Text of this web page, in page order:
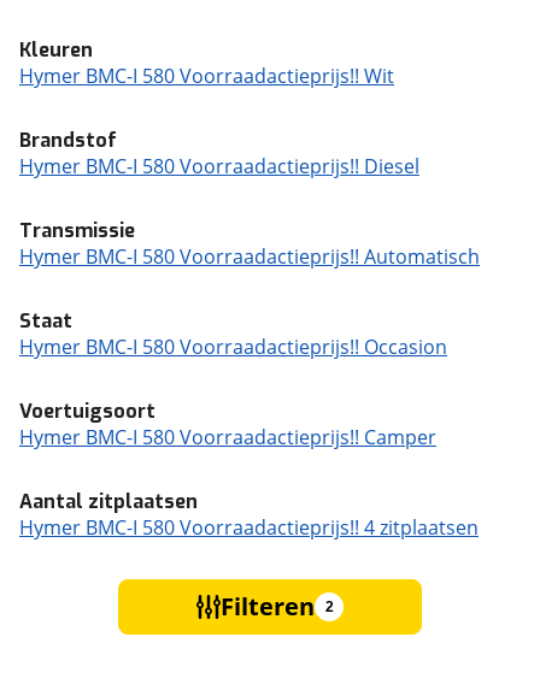
Kleuren
Hymer BMC-I 580 Voorraadactieprijs!! Wit
Brandstof
Hymer BMC-I 580 Voorraadactieprijs!! Diesel
Transmissie
Hymer BMC-I 580 Voorraadactieprijs!! Automatisch
Staat
Hymer BMC-I 580 Voorraadactieprijs!! Occasion
Voertuigsoort
Hymer BMC-I 580 Voorraadactieprijs!! Camper
Aantal zitplaatsen
Hymer BMC-I 580 Voorraadactieprijs!! 4 zitplaatsen
Filteren 2